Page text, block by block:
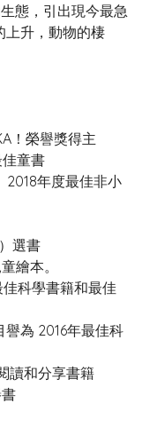
態，引出現今最急
升，動物的棲
！榮譽獎得主
童書
年度最佳非小
選書
繪本。
科學書籍和最佳
為 2016年最佳科
和分享書籍